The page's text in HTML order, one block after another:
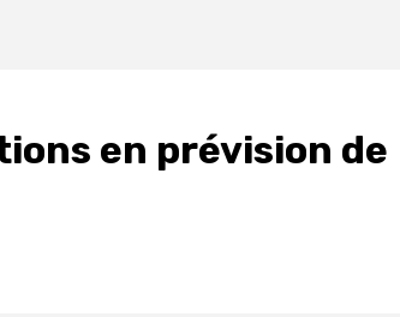
en prévision de